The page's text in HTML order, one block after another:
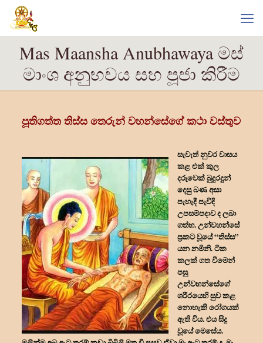
Mas Maansha Anubhawaya මස්
මාංශ අනුභවය සහ පූජා කිරීම
පූතිගත්ත තිස්ස තෙරුන් වහන්සේගේ කථා වස්තුව
සැවැත් නුවර වාසය
කළ එක් කුල
දරුවෙක් බුදුරදුන්
දෙසු බණ අසා
පැහැදී පැවිදි
උපසම්පදාව ද ලබා
ගත්හ. උන්වහන්සේ
ප්‍රකට වූයේ “තිස්ස”
යන නමිනි. ටික
කලක් ගත වීමෙන්
පසු
උන්වහන්සේගේ
ශරීරයෙහි සුව කළ
නොහැකි රෝගයක්
ඇති විය. එය සිදු
වූයේ මෙසේය.